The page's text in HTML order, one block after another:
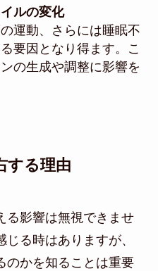
ルの変化
運動、さらには睡眠不
要因となり得ます。こ
の生成や調整に影響を
する理由
る影響は無視できませ
る時はありますが、
のかを知ることは重要